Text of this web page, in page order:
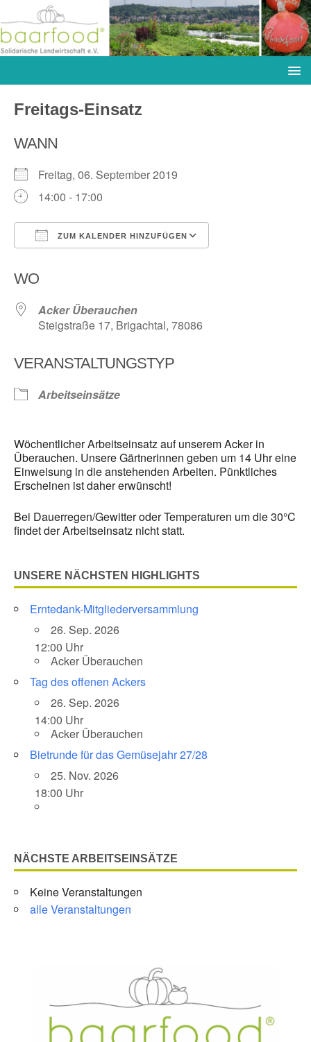
Freitags-Einsatz
WANN
Freitag, 06. September 2019
14:00 - 17:00
ZUM KALENDER HINZUFÜGEN
WO
Acker Überauchen
Steigstraße 17, Brigachtal, 78086
VERANSTALTUNGSTYP
Arbeitseinsätze
Wöchentlicher Arbeitseinsatz auf unserem Acker in
Überauchen. Unsere Gärtnerinnen geben um 14 Uhr eine
Einweisung in die anstehenden Arbeiten. Pünktliches
Erscheinen ist daher erwünscht!
Bei Dauerregen/Gewitter oder Temperaturen um die 30°C
findet der Arbeitseinsatz nicht statt.
UNSERE NÄCHSTEN HIGHLIGHTS
Erntedank-Mitgliederversammlung
26. Sep. 2026
12:00 Uhr
Acker Überauchen
Tag des offenen Ackers
26. Sep. 2026
14:00 Uhr
Acker Überauchen
Bietrunde für das Gemüsejahr 27/28
25. Nov. 2026
18:00 Uhr
NÄCHSTE ARBEITSEINSÄTZE
Keine Veranstaltungen
alle Veranstaltungen